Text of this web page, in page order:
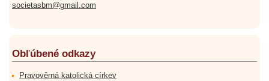
societasbm@gmail.com
Obľúbené odkazy
Pravověrná katolická církev